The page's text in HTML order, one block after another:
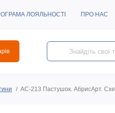
ЛОЯЛЬНОСТІ ПРО НАС
AC-213 Пастушок. АбрисАрт.